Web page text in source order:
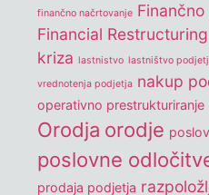
finančno načrtovanje
Financial Restructuring
kriza lastnistvo lastništvo
vrednotenja podjetja nakup
operativno prestrukturiranje
Orodja orodje
poslovne
prodaja podjetja